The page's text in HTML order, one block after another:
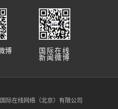
国际在线
新闻微博
博
际在线网络（北京）有限公司